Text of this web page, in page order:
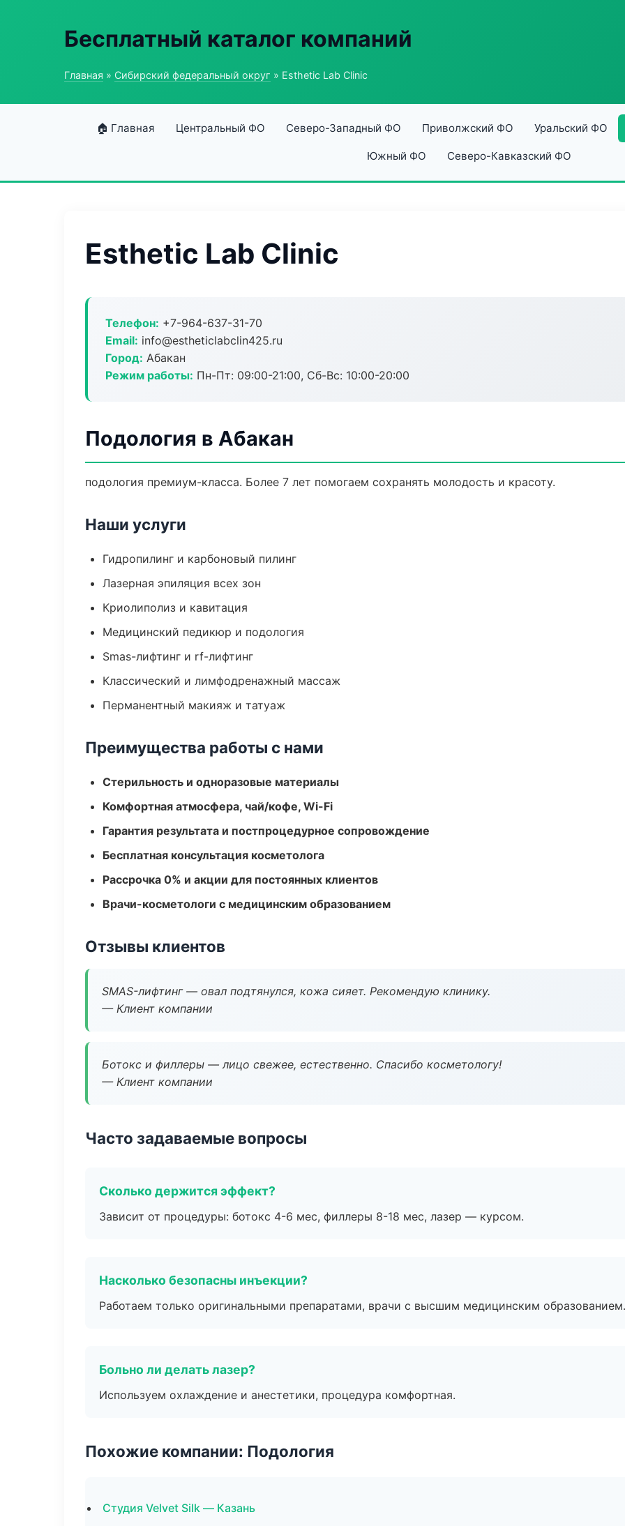
Бесплатный каталог компаний
Главная » Сибирский федеральный округ » Esthetic Lab Clinic
🏠 Главная Центральный ФО Северо-Западный ФО Приволжский ФО Уральский ФО
Южный ФО Северо-Кавказский ФО
Esthetic Lab Clinic
Телефон: +7-964-637-31-70
Email: info@estheticlabclin425.ru
Город: Абакан
Режим работы: Пн-Пт: 09:00-21:00, Сб-Вс: 10:00-20:00
Подология в Абакан
подология премиум-класса. Более 7 лет помогаем сохранять молодость и красоту.
Наши услуги
Гидропилинг и карбоновый пилинг
Лазерная эпиляция всех зон
Криолиполиз и кавитация
Медицинский педикюр и подология
Smas-лифтинг и rf-лифтинг
Классический и лимфодренажный массаж
Перманентный макияж и татуаж
Преимущества работы с нами
Стерильность и одноразовые материалы
Комфортная атмосфера, чай/кофе, Wi-Fi
Гарантия результата и постпроцедурное сопровождение
Бесплатная консультация косметолога
Рассрочка 0% и акции для постоянных клиентов
Врачи-косметологи с медицинским образованием
Отзывы клиентов
SMAS-лифтинг — овал подтянулся, кожа сияет. Рекомендую клинику.
— Клиент компании
Ботокс и филлеры — лицо свежее, естественно. Спасибо косметологу!
— Клиент компании
Часто задаваемые вопросы
Сколько держится эффект?
Зависит от процедуры: ботокс 4-6 мес, филлеры 8-18 мес, лазер — курсом.
Насколько безопасны инъекции?
Работаем только оригинальными препаратами, врачи с высшим медицинским образованием.
Больно ли делать лазер?
Используем охлаждение и анестетики, процедура комфортная.
Похожие компании: Подология
Студия Velvet Silk — Казань